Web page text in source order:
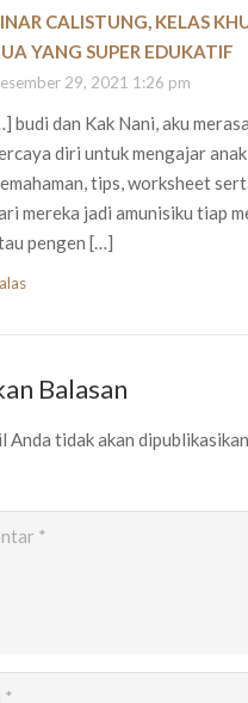
CALISTUNG, KELAS
YANG SUPER EDUKATIF
29, 2021 1:26 pm
budi dan Kak Nani, aku
diri untuk mengajar
tips, worksheet
mereka jadi amunisiku tiap
pengen […]
Balasan
Anda tidak akan dipublikasikan.